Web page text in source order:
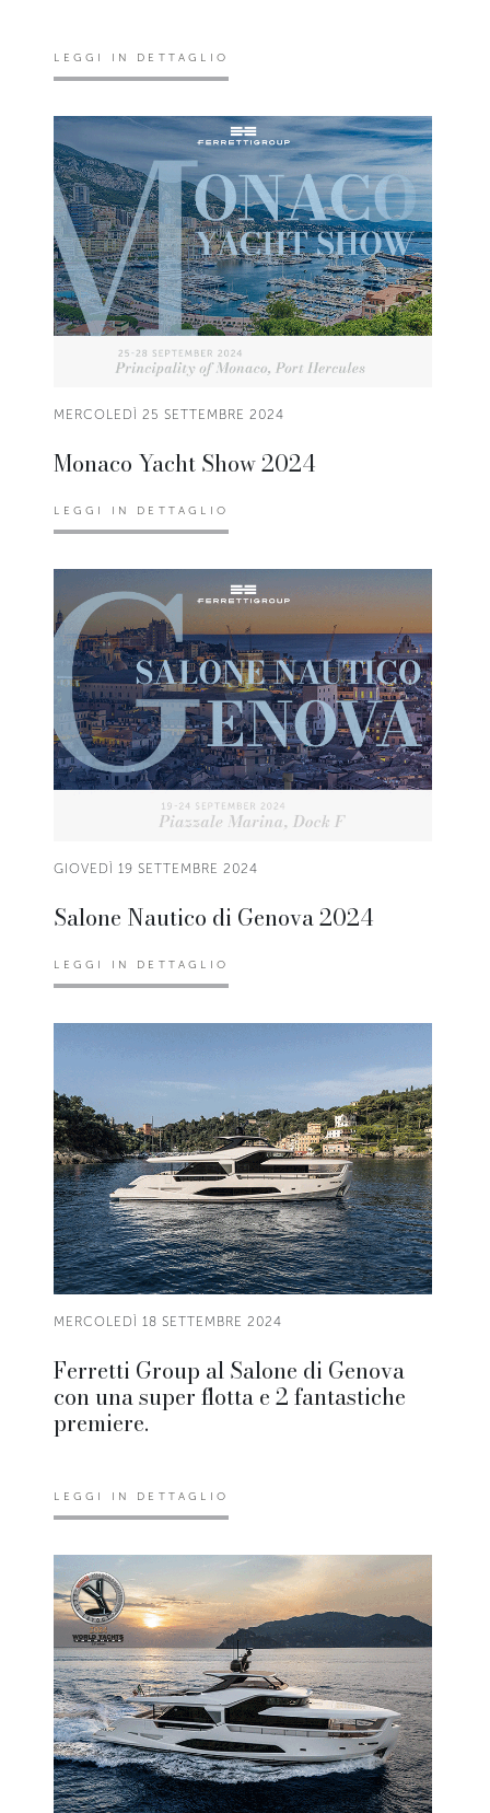
LEGGI IN DETTAGLIO
MERCOLEDÌ 25 SETTEMBRE 2024
Monaco Yacht Show 2024
LEGGI IN DETTAGLIO
GIOVEDÌ 19 SETTEMBRE 2024
Salone Nautico di Genova 2024
LEGGI IN DETTAGLIO
MERCOLEDÌ 18 SETTEMBRE 2024
Ferretti Group al Salone di Genova
con una super flotta e 2 fantastiche
premiere.
LEGGI IN DETTAGLIO